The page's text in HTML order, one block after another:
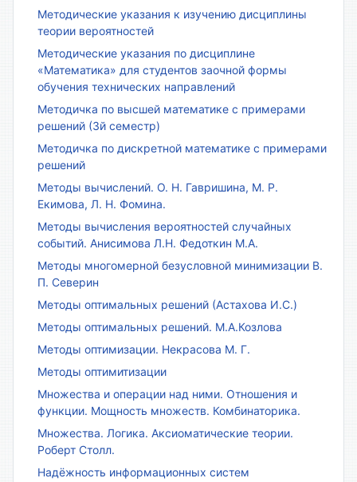
Методические указания к изучению дисциплины
теории вероятностей
Методические указания по дисциплине
«Математика» для студентов заочной формы
обучения технических направлений
Методичка по высшей математике с примерами
решений (3й семестр)
Методичка по дискретной математике с примерами
решений
Методы вычислений. О. Н. Гавришина, М. Р.
Екимова, Л. Н. Фомина.
Методы вычисления вероятностей случайных
событий. Анисимова Л.Н. Федоткин М.А.
Методы многомерной безусловной минимизации В.
П. Северин
Методы оптимальных решений (Астахова И.С.)
Методы оптимальных решений. М.А.Козлова
Методы оптимизации. Некрасова М. Г.
Методы оптимитизации
Множества и операции над ними. Отношения и
функции. Мощность множеств. Комбинаторика.
Множества. Логика. Аксиоматические теории.
Роберт Столл.
Надёжность информационных систем